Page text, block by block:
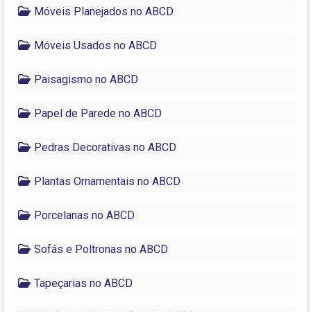
Móveis Planejados no ABCD
Móveis Usados no ABCD
Paisagismo no ABCD
Papel de Parede no ABCD
Pedras Decorativas no ABCD
Plantas Ornamentais no ABCD
Porcelanas no ABCD
Sofás e Poltronas no ABCD
Tapeçarias no ABCD